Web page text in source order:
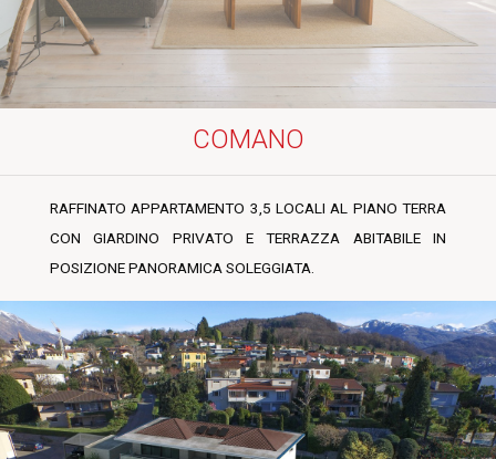
COMANO
RAFFINATO APPARTAMENTO 3,5 LOCALI AL PIANO TERRA
CON GIARDINO PRIVATO E TERRAZZA ABITABILE IN
POSIZIONE PANORAMICA SOLEGGIATA.